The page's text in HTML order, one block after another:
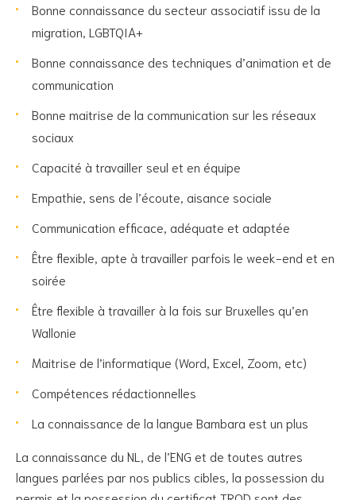
Bonne connaissance du secteur associatif issu de la
migration, LGBTQIA+
Bonne connaissance des techniques d’animation et de
communication
Bonne maitrise de la communication sur les réseaux
sociaux
Capacité à travailler seul et en équipe
Empathie, sens de l’écoute, aisance sociale
Communication efficace, adéquate et adaptée
Être flexible, apte à travailler parfois le week-end et en
soirée
Être flexible à travailler à la fois sur Bruxelles qu’en
Wallonie
Maitrise de l’informatique (Word, Excel, Zoom, etc)
Compétences rédactionnelles
La connaissance de la langue Bambara est un plus
La connaissance du NL, de l’ENG et de toutes autres
langues parlées par nos publics cibles, la possession du